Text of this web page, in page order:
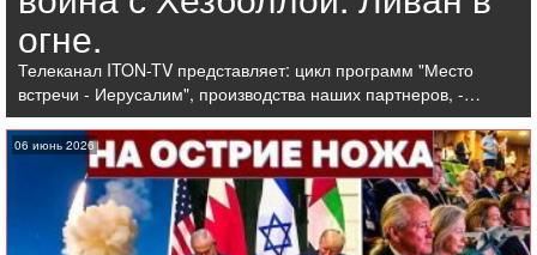
огне.
Телеканал ITON-TV представляет: цикл программ "Место
встречи - Иерусалим", производства наших партнеров, -…
06 июнь 2026